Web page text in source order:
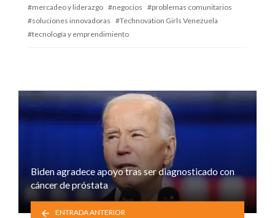
mercadeo y liderazgo
negocios
problemas comunitarios
soluciones innovadoras
Technovation Girls Venezuela
tecnología y emprendimiento
Biden agradece apoyo tras ser diagnosticado con
cáncer de próstata
ENTRADA ANTERIOR